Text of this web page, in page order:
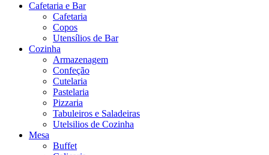
Cafetaria e Bar
Cafetaria
Copos
Utensílios de Bar
Cozinha
Armazenagem
Confeção
Cutelaria
Pastelaria
Pizzaria
Tabuleiros e Saladeiras
Utelsilios de Cozinha
Mesa
Buffet